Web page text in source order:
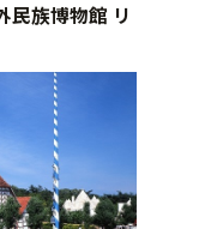
民族博物館 リ